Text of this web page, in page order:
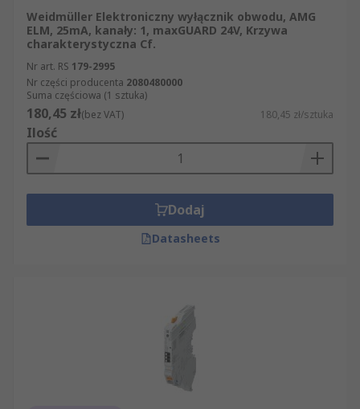
Weidmüller Elektroniczny wyłącznik obwodu, AMG
ELM, 25mA, kanały: 1, maxGUARD 24V, Krzywa
charakterystyczna Cf.
Nr art. RS 179-2995
Nr części producenta 2080480000
Suma częściowa (1 sztuka)
180,45 zł(bez VAT) 180,45 zł/sztuka
Ilość
Dodaj
Datasheets